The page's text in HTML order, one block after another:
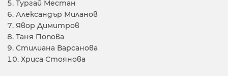
Тургай Местан
Александър Миланов
Явор Димитров
Таня Попова
Стилиана Варсанова
Хриса Стоянова